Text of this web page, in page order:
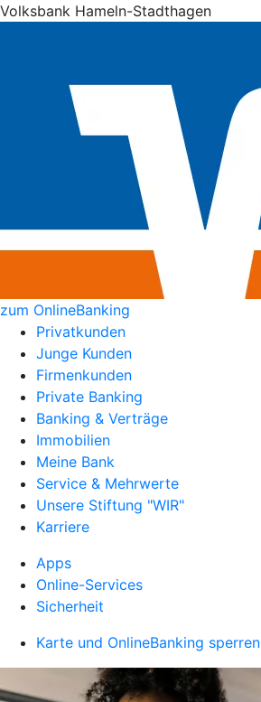
Volksbank Hameln-Stadthagen
zum OnlineBanking
Privatkunden
Junge Kunden
Firmenkunden
Private Banking
Banking & Verträge
Immobilien
Meine Bank
Service & Mehrwerte
Unsere Stiftung "WIR"
Karriere
Apps
Online-Services
Sicherheit
Karte und OnlineBanking sperren